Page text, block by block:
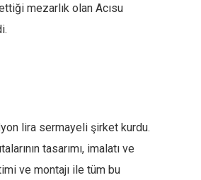
mezarlık olan Acısu
lira sermayeli şirket kurdu.
tasarımı, imalatı ve
ve montajı ile tüm bu